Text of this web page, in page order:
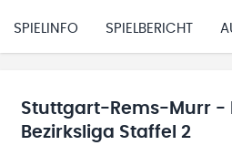
SPIELINFO SPIELBERICHT
Stuttgart-Rems-Murr -
Bezirksliga Staffel 2